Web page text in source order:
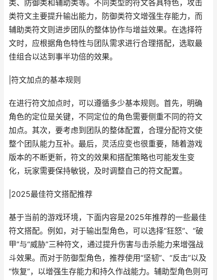
类、防御类和辅助类等。不同类型的符文各具特色，攻击
类符文主要提升输出能力，防御类符文增强生存能力，而
辅助类符文则进步团队的整体协作与增益效果。在选择符
文时，应根据角色特性与团队需求进行合理搭配，选取最
佳组合以达到事半功倍的效果。
|符文加点的基本规则
在进行符文加点时，可以遵循多少基本规则。首先，明确
角色的定位是关键，不同定位的角色需要侧重不同的符文
加点。其次，要考虑到团队的整体配置，合理分配符文使
整个团队能力互补。最后，灵活应变也很重要，随着游戏
版本的不断更新，符文的效果和搭配策略也可能发生变
化，玩家需要保持敏锐，及时调整自己的符文配置。
|2025最佳符文搭配推荐
基于当前的游戏环境，下面内容是2025年推荐的一些最佳
符文搭配。例如，对于输出型角色，可以选择“狂怒”、“破
甲”与“威胁”三种符文，通过提升伤害与击杀能力来增强战
斗效果。而对于防御型角色，推荐使用“坚韧”、“反击”以及
“恢复”，以增强生存能力和持久作战能力。辅助型角色则可